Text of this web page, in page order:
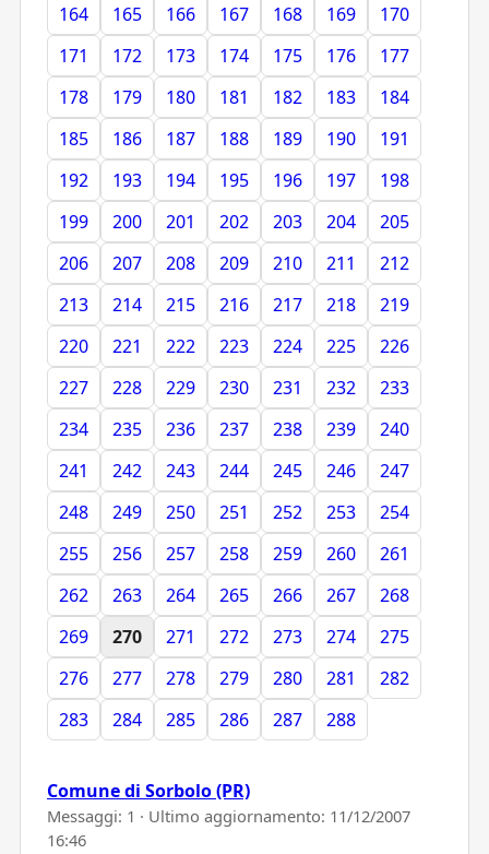
164
165 166 167 168 169
170
171
172 173 174 175 176
177
178
179 180 181 182 183
184
185
186 187 188 189 190
191
192
193 194 195 196 197
198
199
200 201 202 203 204
205
206
207 208 209 210 211
212
213
214 215 216 217 218
219
220
221 222 223 224 225
226
227
228 229 230 231 232
233
234
235 236 237 238 239
240
241
242 243 244 245 246
247
248
249 250 251 252 253
254
255
256 257 258 259 260
261
262
263 264 265 266 267
268
269
270 271 272 273 274
275
276
277 278 279 280 281
282
283
284 285 286 287 288
Comune di Sorbolo (PR)
Messaggi: 1 · Ultimo aggiornamento: 11/12/2007
16:46